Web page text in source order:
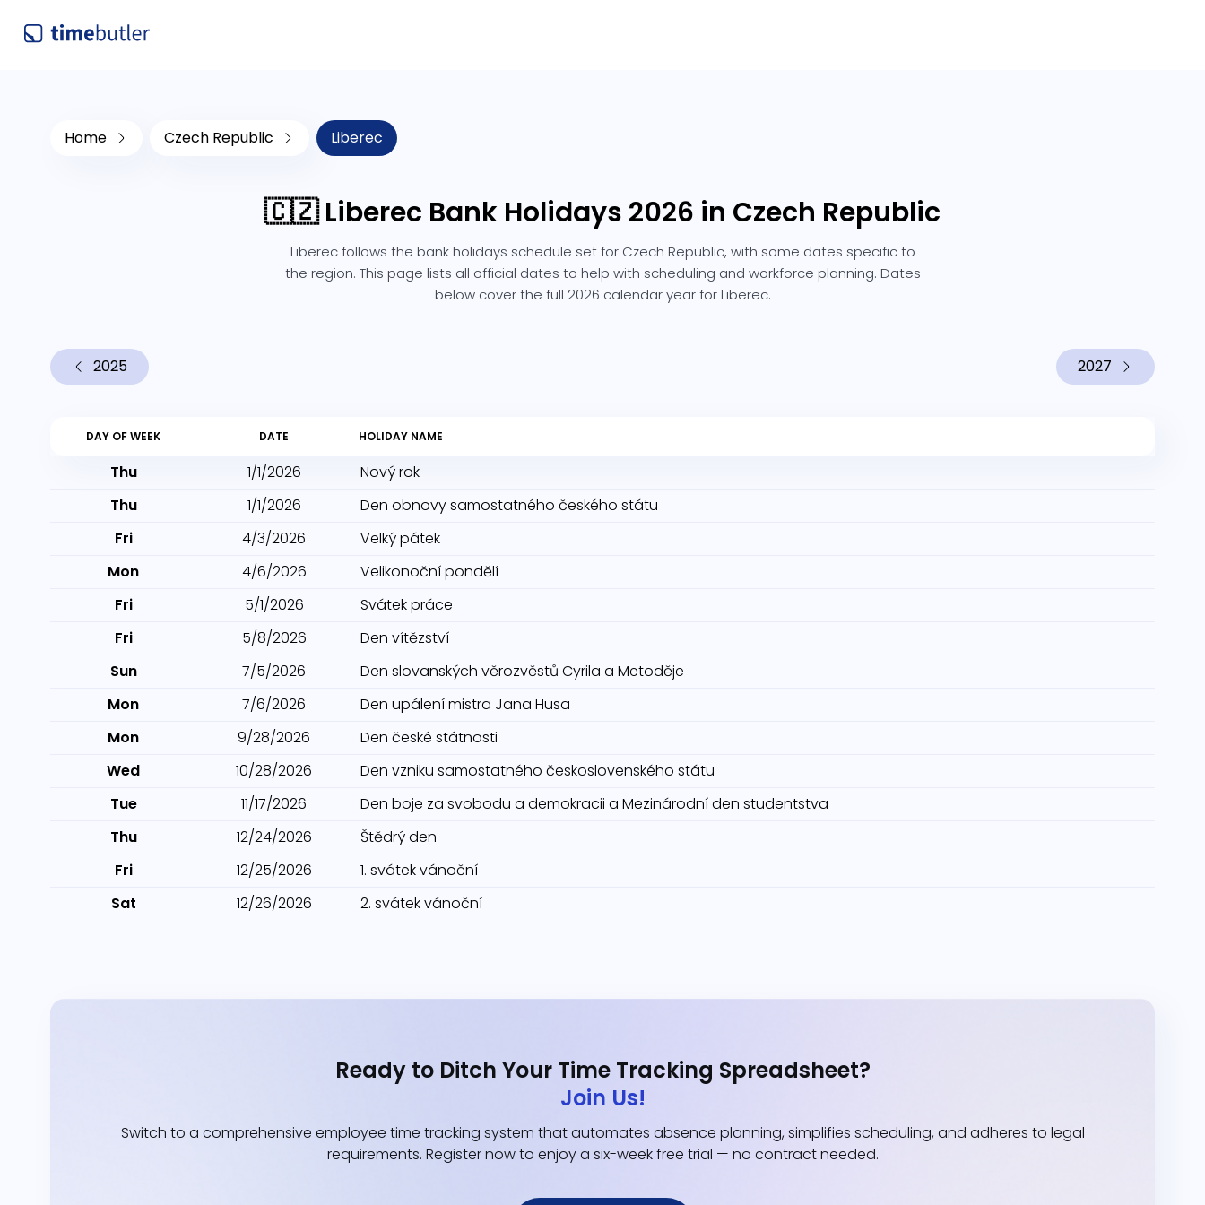
Home Czech Republic Liberec
🇨🇿 Liberec Bank Holidays 2026 in Czech Republic
Liberec follows the bank holidays schedule set for Czech Republic, with some dates specific to
the region. This page lists all official dates to help with scheduling and workforce planning. Dates
below cover the full 2026 calendar year for Liberec.
2025 2027
DAY OF WEEK DATE HOLIDAY NAME
Thu 1/1/2026
Nový rok
Thu
1/1/2026
Den obnovy samostatného českého státu
Fri
4/3/2026
Velký pátek
Mon
4/6/2026
Velikonoční pondělí
Fri
5/1/2026
Svátek práce
Fri
5/8/2026
Den vítězství
Sun
7/5/2026
Den slovanských věrozvěstů Cyrila a Metoděje
Mon
7/6/2026
Den upálení mistra Jana Husa
Mon
9/28/2026
Den české státnosti
Wed
10/28/2026
Den vzniku samostatného československého státu
Tue
11/17/2026
Den boje za svobodu a demokracii a Mezinárodní den studentstva
Thu
12/24/2026
Štědrý den
Fri
12/25/2026
1. svátek vánoční
Sat
12/26/2026 2. svátek vánoční
Ready to Ditch Your Time Tracking Spreadsheet?
Join Us!
Switch to a comprehensive employee time tracking system that automates absence planning, simplifies scheduling, and adheres to legal
requirements. Register now to enjoy a six-week free trial — no contract needed.